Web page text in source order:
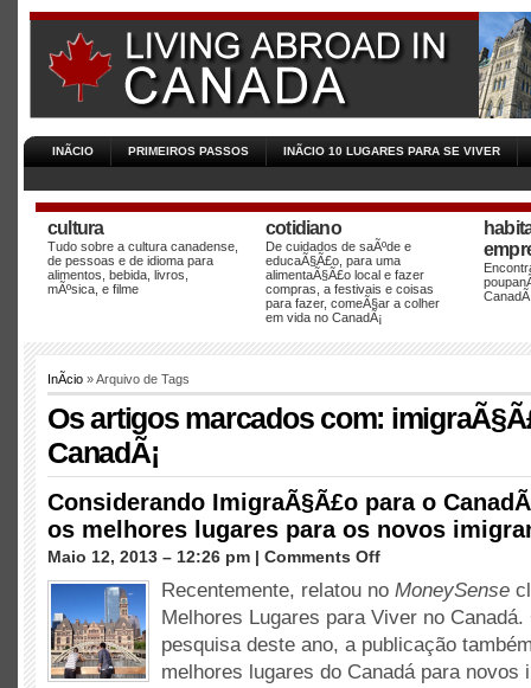
INÃ­CIO PRIMEIROS PASSOS INÃ­CIO 10 LUGARES PARA SE VIVER
cultura
Tudo sobre a cultura canadense,
de pessoas e de idioma para
alimentos, bebida, livros,
mÃºsica, e filme
cotidiano
De cuidados de saÃºde e
educaÃ§Ã£o, para uma
alimentaÃ§Ã£o local e fazer
compras, a festivais e coisas
para fazer, comeÃ§ar a colher
em vida no CanadÃ¡
InÃ­cio » Arquivo de Tags
Os artigos marcados com:
CanadÃ¡
Considerando ImigraÃ§Ã£o para o
os melhores lugares para os novos
Maio 12, 2013 – 12:26 pm | Comments Offem
ImigraÃ§Ã£o
para
o
CanadÃ¡?
Aqui
Recentemente, relatou no MoneySense
Melhores Lugares para Viver no Canadá.
pesquisa deste ano, a publicação
melhores lugares do Canadá para novos